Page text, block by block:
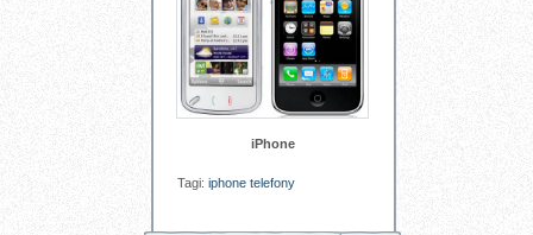
iPhone
Tagi: iphone telefony